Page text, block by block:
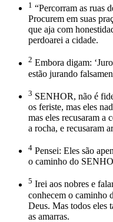
1 “Percorram as ruas
Procurem em suas
que aja com
perdoarei a cidade.
2 Embora digam:
estão jurando
3 SENHOR, não é
os feriste, mas eles
mas eles recusaram a
a rocha, e recusaram
4 Pensei: Eles são
o caminho do
5 Irei aos nobres e
conhecem o caminho
Deus. Mas todos eles
as amarras.